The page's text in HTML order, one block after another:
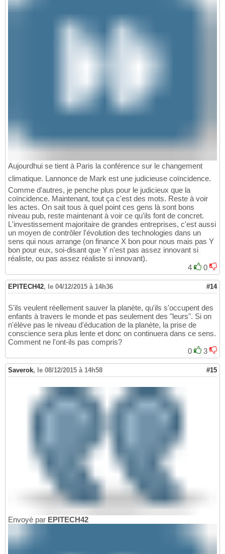
Aujourdhui se tient à Paris la conférence sur le changement
climatique. Lannonce de Mark est une judicieuse coïncidence.
Comme d'autres, je penche plus pour le judicieux que la
coïncidence. Maintenant, tout ça c'est des mots. Reste à voir
les actes. On sait tous à quel point ces gens là sont bons
niveau pub, reste maintenant à voir ce qu'ils font de concret.
L'investissement majoritaire de grandes entreprises, c'est aussi
un moyen de contrôler l'évolution des technologies dans un
sens qui nous arrange (on finance X bon pour nous mais pas Y
bon pour eux, soi-disant que Y n'est pas assez innovant si
réaliste, ou pas assez réaliste si innovant).
4
0
EPITECH42, le 04/12/2015 à 14h36 #14
S'ils veulent réellement sauver la planète, qu'ils s'occupent des
enfants à travers le monde et pas seulement des "leurs". Si on
n'élève pas le niveau d'éducation de la planète, la prise de
conscience sera plus lente et donc on continuera dans ce sens.
Comment ne l'ont-ils pas compris?
0
3
Saverok, le 08/12/2015 à 14h58 #15
Envoyé par EPITECH42